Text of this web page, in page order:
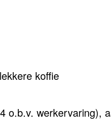
koffie
werkervaring),